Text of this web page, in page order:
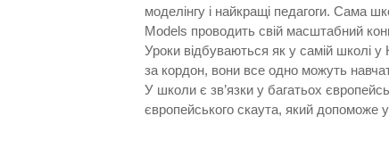
моделінгу і найкращі педагоги. Сама
Models проводить свій масштабний
Уроки відбуваються як у самій школі у
за кордон, вони все одно можуть
У школи є зв’язки у багатьох
європейського скаута, який допоможе